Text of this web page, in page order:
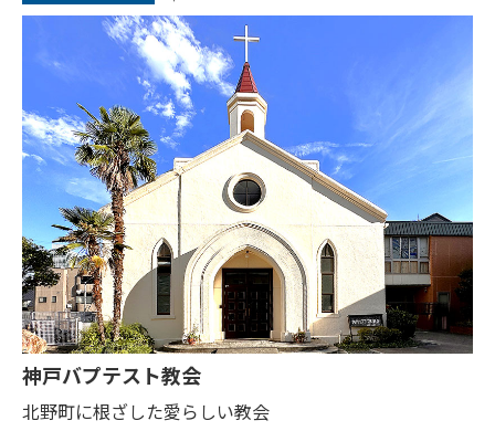
神戸バプテスト教会
北野町に根ざした愛らしい教会